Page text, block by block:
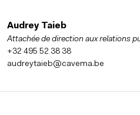
Audrey Taieb
Attachée de direction aux relations
+32 495 52 38 38
audreytaieb@cavema.be